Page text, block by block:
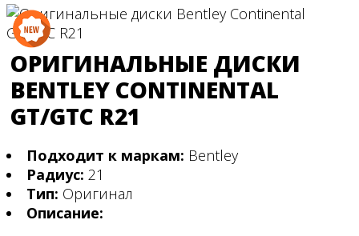
AUDI
NISSAN
BENTLEY
Чехлы на авто
ОРИГИНАЛЬНЫЕ ДИСКИ
BENTLEY CONTINENTAL
GT/GTC R21
Подходит к маркам: Bentley
Радиус: 21
Тип: Оригинал
Описание: